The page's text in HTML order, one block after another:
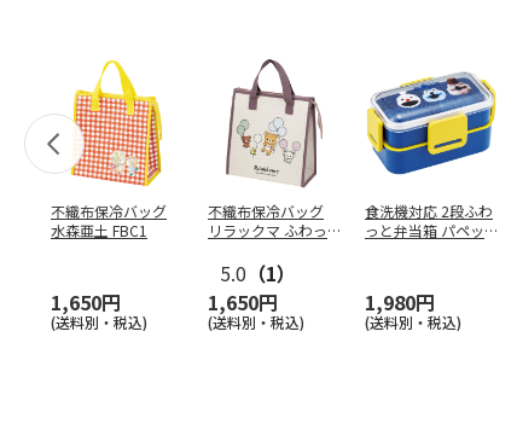
不織布保冷バッグ
水森亜土 FBC1
1,650円
(送料別・税込)
不織布保冷バッグ
リラックマ ふわっ
5.0 （1）
1,650円
(送料別・税込)
食洗機対応 2段ふわ
っと弁当箱 パペッ
1,980円
(送料別・税込)